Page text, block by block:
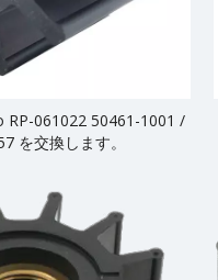
RP-061022 50461-1001 /
を交換します。